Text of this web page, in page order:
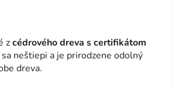
zcédrového dreva s certifikátom
neštiepi a je prirodzene odolný
dreva.